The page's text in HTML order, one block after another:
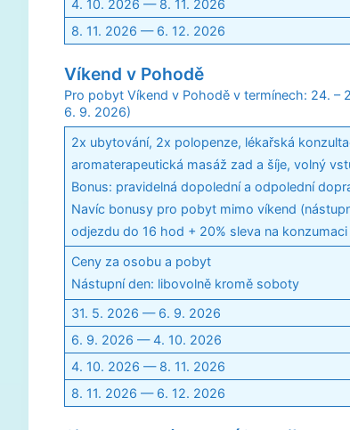
4. 10. 2026 — 8. 11. 2026
8. 11. 2026 — 6. 12. 2026
Víkend v Pohodě
Pro pobyt Víkend v Pohodě v termínech: 24. –
6. 9. 2026)
2x ubytování, 2x polopenze, lékařská
aromaterapeutická masáž zad a šíje, volný
Bonus: pravidelná dopolední a odpolední
Navíc bonusy pro pobyt mimo víkend
odjezdu do 16 hod + 20% sleva na
Ceny za osobu a pobyt
Nástupní den: libovolně kromě soboty
31. 5. 2026 — 6. 9. 2026
6. 9. 2026 — 4. 10. 2026
4. 10. 2026 — 8. 11. 2026
8. 11. 2026 — 6. 12. 2026